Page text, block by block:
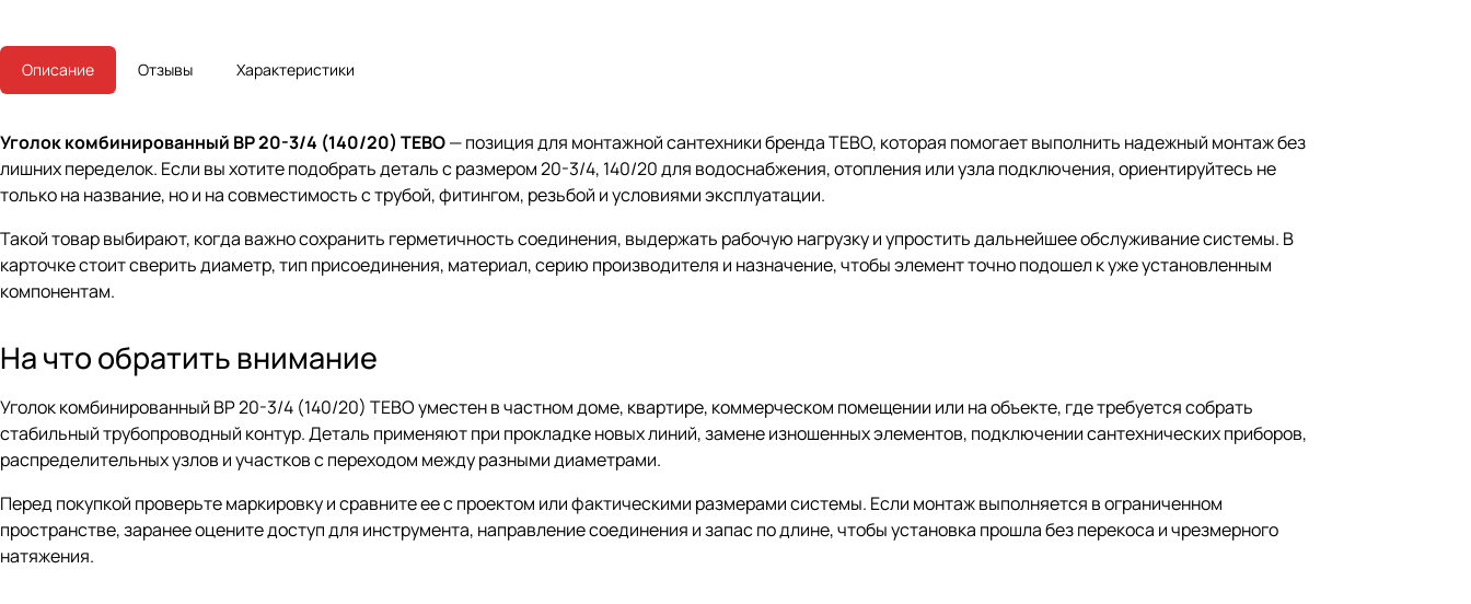
Описание Отзывы Характеристики
Уголок комбинированный ВР 20-3/4 (140/20) TEBO— позиция для монтажной сантехники бренда TEBO, которая помогает выполнить надежный монтаж без
лишних переделок. Если вы хотите подобрать деталь с размером 20-3/4, 140/20 для водоснабжения, отопления или узла подключения, ориентируйтесь не
только на название, но и на совместимость с трубой, фитингом, резьбой и условиями эксплуатации.
Такой товар выбирают, когда важно сохранить герметичность соединения, выдержать рабочую нагрузку и упростить дальнейшее обслуживание системы. В
карточке стоит сверить диаметр, тип присоединения, материал, серию производителя и назначение, чтобы элемент точно подошел к уже установленным
компонентам.
На что обратить внимание
Уголок комбинированный ВР 20-3/4 (140/20) TEBO уместен в частном доме, квартире, коммерческом помещении или на объекте, где требуется собрать
стабильный трубопроводный контур. Деталь применяют при прокладке новых линий, замене изношенных элементов, подключении сантехнических приборов,
распределительных узлов и участков с переходом между разными диаметрами.
Перед покупкой проверьте маркировку и сравните ее с проектом или фактическими размерами системы. Если монтаж выполняется в ограниченном
пространстве, заранее оцените доступ для инструмента, направление соединения и запас по длине, чтобы установка прошла без перекоса и чрезмерного
натяжения.